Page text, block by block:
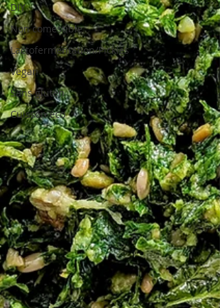
DIY
Non comestible
Lactofermentation/Pickles
Vegan
Sans gluten
Cuisson éco